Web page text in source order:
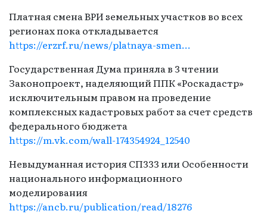
Платная смена ВРИ земельных участков во всех
регионах пока откладывается
https://erzrf.ru/news/platnaya-smen...
Государственная Дума приняла в 3 чтении
Законопроект, наделяющий ППК «Роскадастр»
исключительным правом на проведение
комплексных кадастровых работ за счет средств
федерального бюджета
https://m.vk.com/wall-174354924_12540
Невыдуманная история СП333 или Особенности
национального информационного
моделирования
https://ancb.ru/publication/read/18276